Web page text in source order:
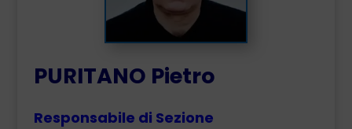
PURITANO Pietro
Responsabile di Sezione